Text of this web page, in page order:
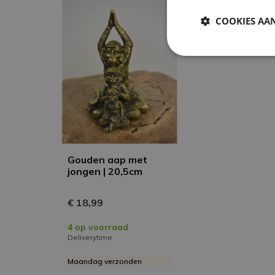
Gouden aap met
jongen | 20,5cm
€ 18,99
4 op voorraad
Deliverytime
Maandag verzonden
COOKIES